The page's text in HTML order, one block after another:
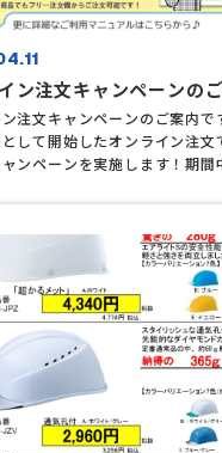
ン注文キャンペーンの
注文キャンペーンのご案内で
して開始したオンライン注文
ンペーンを実施します！期間
ケットを5組様にプレゼント
合わせください。